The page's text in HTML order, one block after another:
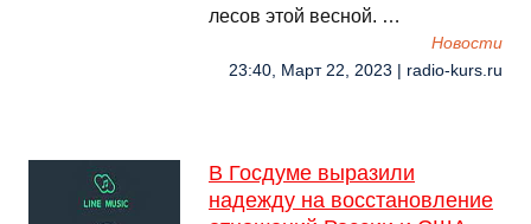
лесов этой весной. …
Новости
23:40, Март 22, 2023 | radio-kurs.ru
В Госдуме выразили
надежду на восстановление